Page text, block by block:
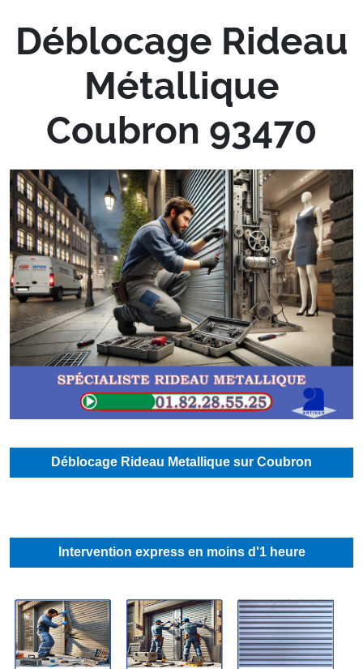
Déblocage Rideau
Métallique
Coubron 93470
Déblocage Rideau Metallique sur Coubron
Intervention express en moins d'1 heure